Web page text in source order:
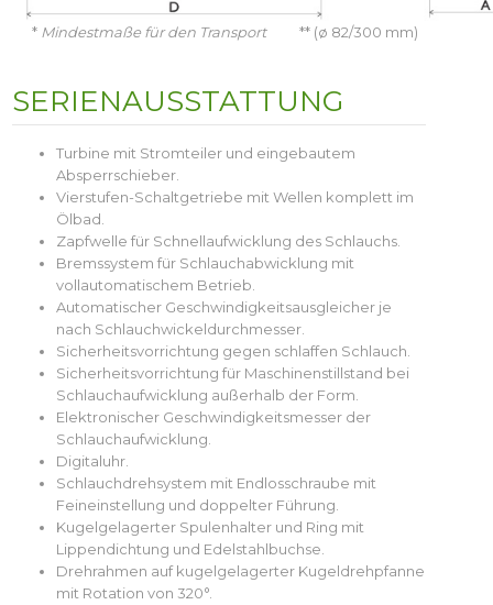
* Mindestmaße für den Transport** (ø 82/300 mm)
SERIENAUSSTATTUNG
Turbine mit Stromteiler und eingebautem
Absperrschieber.
Vierstufen-Schaltgetriebe mit Wellen komplett im
Ölbad.
Zapfwelle für Schnellaufwicklung des Schlauchs.
Bremssystem für Schlauchabwicklung mit
vollautomatischem Betrieb.
Automatischer Geschwindigkeitsausgleicher je
nach Schlauchwickeldurchmesser.
Sicherheitsvorrichtung gegen schlaffen Schlauch.
Sicherheitsvorrichtung für Maschinenstillstand bei
Schlauchaufwicklung außerhalb der Form.
Elektronischer Geschwindigkeitsmesser der
Schlauchaufwicklung.
Digitaluhr.
Schlauchdrehsystem mit Endlosschraube mit
Feineinstellung und doppelter Führung.
Kugelgelagerter Spulenhalter und Ring mit
Lippendichtung und Edelstahlbuchse.
Drehrahmen auf kugelgelagerter Kugeldrehpfanne
mit Rotation von 320°.